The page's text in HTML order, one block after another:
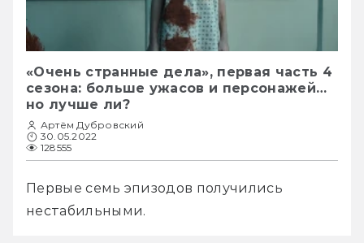
«Очень странные дела», первая часть 4
сезона: больше ужасов и персонажей…
но лучше ли?
Артём Дубровский
30.05.2022
128555
Первые семь эпизодов получились
нестабильными.